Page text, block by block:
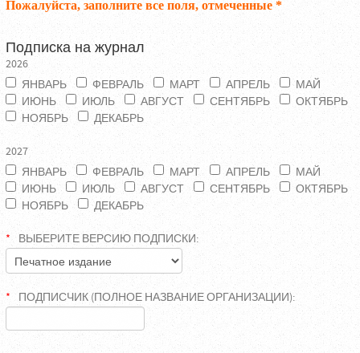
Пожалуйста, заполните все поля, отмеченные *
Подписка на журнал
2026
ЯНВАРЬ
ФЕВРАЛЬ МАРТ АПРЕЛЬ
МАЙ
ИЮНЬ
ИЮЛЬ АВГУСТ СЕНТЯБРЬ
ОКТЯБРЬ
НОЯБРЬ
ДЕКАБРЬ
2027
ЯНВАРЬ
ФЕВРАЛЬ МАРТ АПРЕЛЬ
МАЙ
ИЮНЬ
ИЮЛЬ АВГУСТ СЕНТЯБРЬ
ОКТЯБРЬ
НОЯБРЬ
ДЕКАБРЬ
ВЫБЕРИТЕ ВЕРСИЮ ПОДПИСКИ:
ПОДПИСЧИК (ПОЛНОЕ НАЗВАНИЕ ОРГАНИЗАЦИИ):